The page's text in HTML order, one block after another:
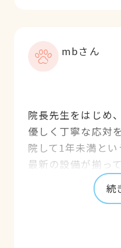
言ってくれる先生
mbさん
院長先生をはじめ
優しく丁寧な応対
院して1年未満と
最新の設備が揃っ
たうちの子が喜ん
ています。説明も
続